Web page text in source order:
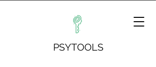
PSYTOOLS